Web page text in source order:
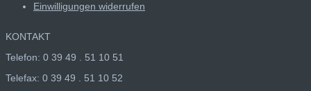
Einwilligungen widerrufen
KONTAKT
Telefon: 0 39 49 . 51 10 51
Telefax: 0 39 49 . 51 10 52